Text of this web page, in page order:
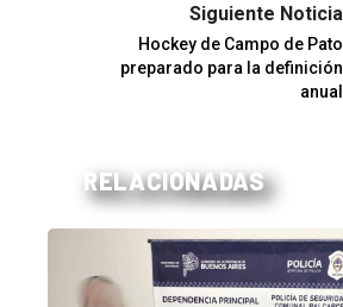
Siguiente Noticia
Hockey de Campo de Pato
preparado para la definición
anual
RELACIONADAS